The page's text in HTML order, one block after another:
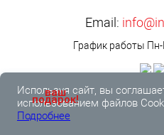
Email:
График работы Пн-
Используя сайт, вы
использованием файлов
Подробнее
ваш
подарок!